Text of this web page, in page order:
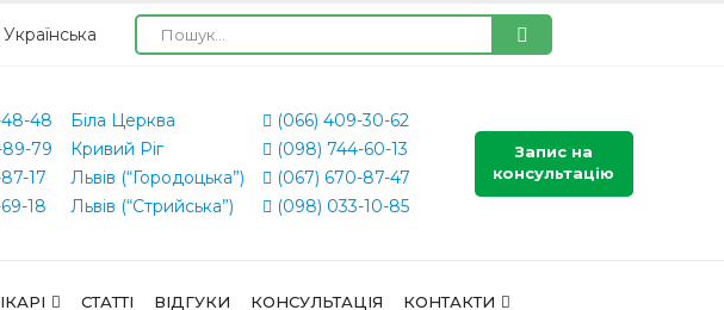
Українська
48-48
89-79
17
18
Біла Церква
Кривий Ріг
Львів (“Городоцька”)
Львів (“Стрийська”)
(066) 409-30-62
(098) 744-60-13
(067) 670-87-47
(098) 033-10-85
Запис на
консультацію
СТАТТІ ВІДГУКИ КОНСУЛЬТАЦІЯ КОНТАКТИ